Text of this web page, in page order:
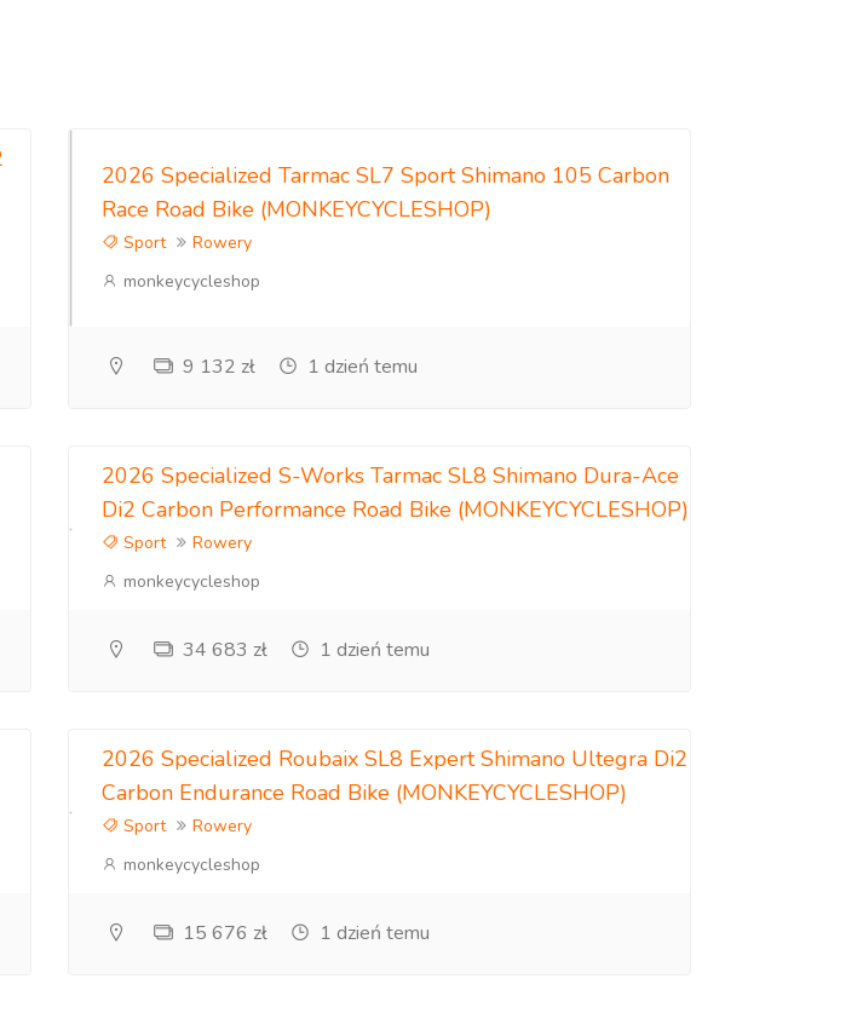
2026 Specialized Tarmac SL7 Sport Shimano 105 Carbon
Race Road Bike (MONKEYCYCLESHOP)
Sport
Rowery
monkeycycleshop
9 132 zł 1 dzień temu
2026 Specialized S-Works Tarmac SL8 Shimano Dura-Ace
Di2 Carbon Performance Road Bike (MONKEYCYCLESHOP)
Sport
Rowery
monkeycycleshop
34 683 zł 1 dzień temu
2026 Specialized Roubaix SL8 Expert Shimano Ultegra Di2
Carbon Endurance Road Bike (MONKEYCYCLESHOP)
Sport
Rowery
monkeycycleshop
15 676 zł 1 dzień temu